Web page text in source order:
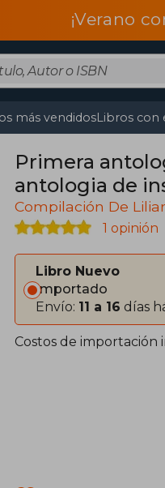
¡Verano
más vendidosLibros con
Primera
antologia de
Compilación De
1 opinión
Libro Nuevo
Importado
Envío: 11 a 16 días
Costos de importación